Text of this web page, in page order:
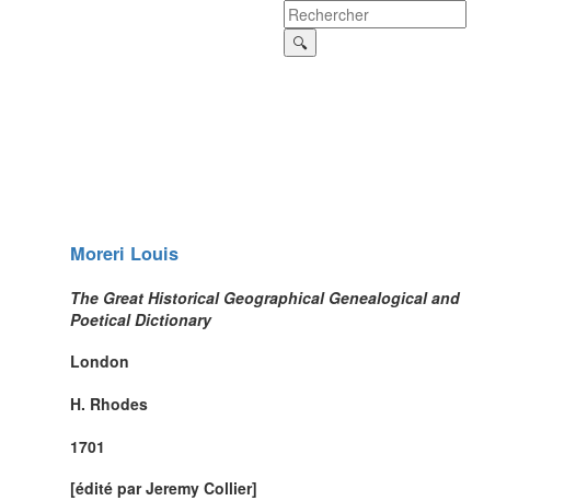
Moreri Louis
The Great Historical Geographical Genealogical and
Poetical Dictionary
London
H. Rhodes
1701
[édité par Jeremy Collier]